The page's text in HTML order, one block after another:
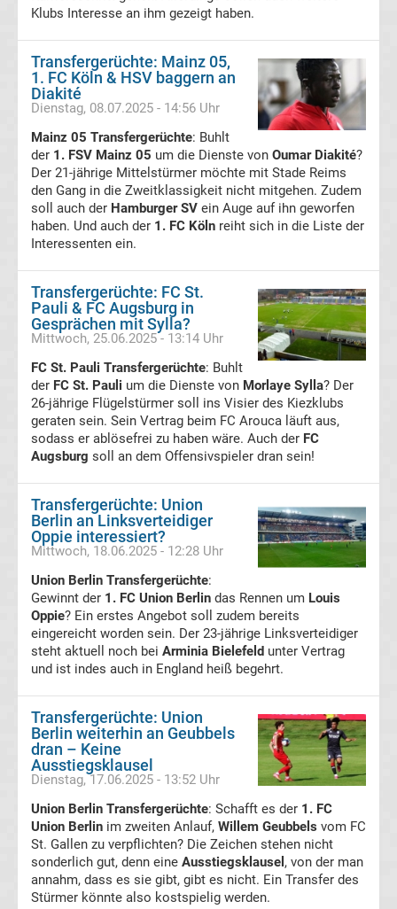
Hallenmasters
Schiedsrichter
des
Jahres
Stadion
Liste
Deutschland
Transfermarkt
Bundesliga
Gerüchte
Transfergerüchte
international
Transfergerüchte
Deutschland
Transfergerüchte
England
Transfergerüchte
Italien
Transfergerüchte
Spanien
Top-
Aktuell
Klubs Interesse an ihm gezeigt haben.
Transfergerüchte: Mainz 05,
1. FC Köln & HSV baggern an
Diakité
Dienstag, 08.07.2025 - 14:56 Uhr
Mainz 05 Transfergerüchte: Buhlt
der 1. FSV Mainz 05 um die Dienste von Oumar Diakité?
Der 21-jährige Mittelstürmer möchte mit Stade Reims
den Gang in die Zweitklassigkeit nicht mitgehen. Zudem
soll auch der Hamburger SV ein Auge auf ihn geworfen
haben. Und auch der 1. FC Köln reiht sich in die Liste der
Interessenten ein.
Transfergerüchte: FC St.
Pauli & FC Augsburg in
Gesprächen mit Sylla?
Mittwoch, 25.06.2025 - 13:14 Uhr
FC St. Pauli Transfergerüchte: Buhlt
der FC St. Pauli um die Dienste von Morlaye Sylla? Der
26-jährige Flügelstürmer soll ins Visier des Kiezklubs
geraten sein. Sein Vertrag beim FC Arouca läuft aus,
sodass er ablösefrei zu haben wäre. Auch der FC
Augsburg soll an dem Offensivspieler dran sein!
Transfergerüchte: Union
Berlin an Linksverteidiger
Oppie interessiert?
Mittwoch, 18.06.2025 - 12:28 Uhr
Union Berlin Transfergerüchte:
Gewinnt der 1. FC Union Berlin das Rennen um Louis
Oppie? Ein erstes Angebot soll zudem bereits
eingereicht worden sein. Der 23-jährige Linksverteidiger
steht aktuell noch bei Arminia Bielefeld unter Vertrag
und ist indes auch in England heiß begehrt.
Transfergerüchte: Union
Berlin weiterhin an Geubbels
dran – Keine
Ausstiegsklausel
Dienstag, 17.06.2025 - 13:52 Uhr
Union Berlin Transfergerüchte: Schafft es der 1. FC
Union Berlin im zweiten Anlauf, Willem Geubbels vom FC
St. Gallen zu verpflichten? Die Zeichen stehen nicht
sonderlich gut, denn eine Ausstiegsklausel , von der man
annahm, dass es sie gibt, gibt es nicht. Ein Transfer des
Stürmer könnte also kostspielig werden.